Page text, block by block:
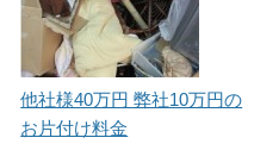
他社様40万円 弊社10万円の
お片付け料金